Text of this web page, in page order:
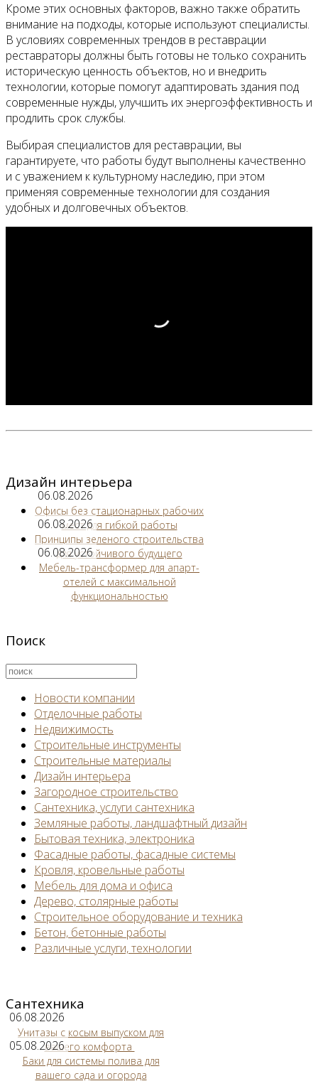
Кроме этих основных факторов, важно также обратить
внимание на подходы, которые используют специалисты.
В условиях современных трендов в реставрации
реставраторы должны быть готовы не только сохранить
историческую ценность объектов, но и внедрить
технологии, которые помогут адаптировать здания под
современные нужды, улучшить их энергоэффективность и
продлить срок службы.
Выбирая специалистов для реставрации, вы
гарантируете, что работы будут выполнены качественно
и с уважением к культурному наследию, при этом
применяя современные технологии для создания
удобных и долговечных объектов.
Дизайн интерьера
06.08.2026
Офисы без стационарных рабочих
мест для гибкой работы
06.08.2026
Принципы зеленого строительства
для устойчивого будущего
06.08.2026
Мебель-трансформер для апарт-
отелей с максимальной
функциональностью
Поиск
Новости компании
Отделочные работы
Недвижимость
Строительные инструменты
Строительные материалы
Дизайн интерьера
Загородное строительство
Сантехника, услуги сантехника
Земляные работы, ландшафтный дизайн
Бытовая техника, электроника
Фасадные работы, фасадные системы
Кровля, кровельные работы
Мебель для дома и офиса
Дерево, столярные работы
Строительное оборудование и техника
Бетон, бетонные работы
Различные услуги, технологии
Сантехника
06.08.2026
Унитазы с косым выпуском для
вашего комфорта
05.08.2026
Баки для системы полива для
вашего сада и огорода